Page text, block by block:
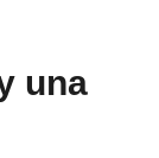
una